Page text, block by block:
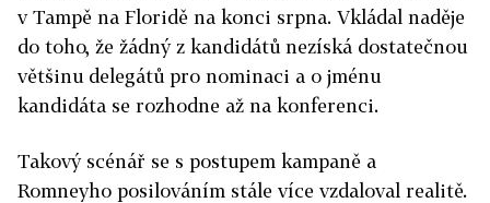
v Tampě na Floridě na konci srpna. Vkládal naděje
do toho, že žádný z kandidátů nezíská dostatečnou
většinu delegátů pro nominaci a o jménu
kandidáta se rozhodne až na konferenci.
Takový scénář se s postupem kampaně a
Romneyho posilováním stále více vzdaloval realitě.